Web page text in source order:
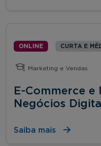
ONLINE CURTA E
Marketing e Vendas
E-Commerce e
Negócios
Saiba mais